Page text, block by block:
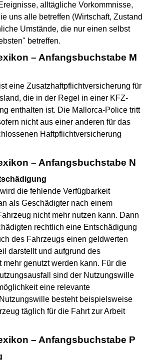
alltägliche Vorkommnisse,
uns alle betreffen (Wirtschaft, Zustand
Umstände, die nur einen selbst
betreffen.
– Anfangsbuchstabe M
eine Zusatzhaftpflichtversicherung für
die in der Regel in einer KFZ-
enthalten ist. Die Mallorca-Police tritt
nicht aus einer anderen für das
Haftpflichtversicherung
– Anfangsbuchstabe N
die fehlende Verfügbarkeit
als Geschädigter nach einem
nicht mehr nutzen kann. Dann
rechtlich eine Entschädigung
des Fahrzeugs einen geldwerten
darstellt und aufgrund des
mehr genutzt werden kann. Für die
sind der Nutzungswille
eine relevante
besteht beispielsweise
täglich für die Fahrt zur Arbeit
– Anfangsbuchstabe P